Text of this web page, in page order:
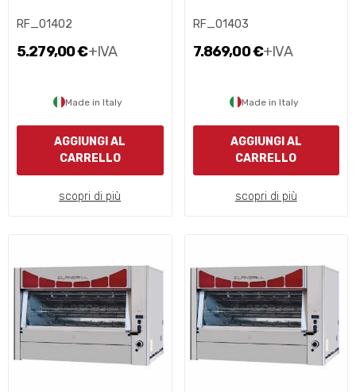
RF_01402
5.279,00 €+IVA
Made in Italy
AGGIUNGI AL
CARRELLO
scopri di più
RF_01403
7.869,00 €+IVA
Made in Italy
AGGIUNGI AL
CARRELLO
scopri di più